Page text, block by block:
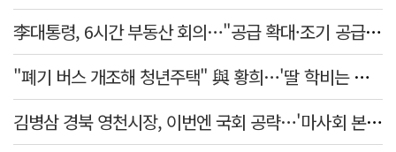
李대통령, 6시간 부동산 회의…"공급 확대·조기 공급 과감히 실천"
"폐기 버스 개조해 청년주택" 與 황희…'딸 학비는 年 4200만원'
김병삼 경북 영천시장, 이번엔 국회 공략…'마사회 본사 이전·광역교통망 확충' 요청